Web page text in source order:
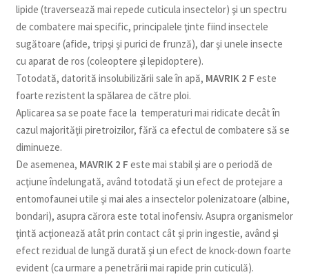
lipide (traversează mai repede cuticula insectelor) şi un spectru
de combatere mai specific, principalele ţinte fiind insectele
sugătoare (afide, tripşi şi purici de frunză), dar şi unele insecte
cu aparat de ros (coleoptere şi lepidoptere).
Totodată, datorită insolubilizării sale în apă, MAVRIK 2 F este
foarte rezistent la spălarea de către ploi.
Aplicarea sa se poate face la temperaturi mai ridicate decât în
cazul majorităţii piretroizilor, fără ca efectul de combatere să se
diminueze.
De asemenea, MAVRIK 2 F este mai stabil şi are o periodă de
acţiune îndelungată, având totodată şi un efect de protejare a
entomofaunei utile şi mai ales a insectelor polenizatoare (albine,
bondari), asupra cărora este total inofensiv. Asupra organismelor
ţintă acţionează atât prin contact cât şi prin ingestie, având şi
efect rezidual de lungă durată şi un efect de knock-down foarte
evident (ca urmare a penetrării mai rapide prin cuticulă).